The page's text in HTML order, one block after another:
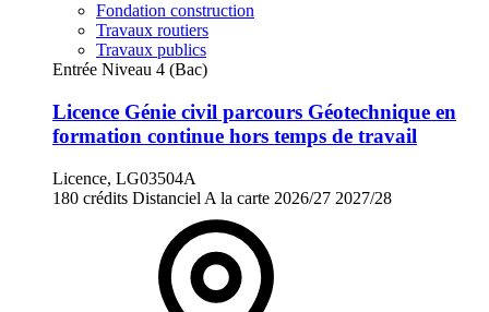
Fondation construction
Travaux routiers
Travaux publics
Entrée Niveau 4 (Bac)
Licence Génie civil parcours Géotechnique en
formation continue hors temps de travail
Licence, LG03504A
180 crédits Distanciel A la carte 2026/27 2027/28